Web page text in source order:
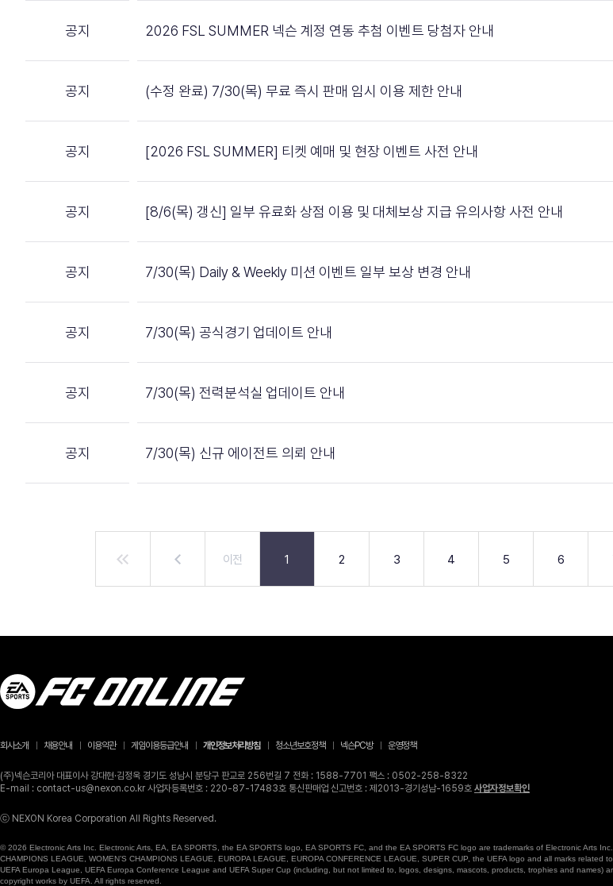
공지 2026 FSL SUMMER 넥슨 계정 연동 추첨 이벤트 당첨자 안내
공지 (수정 완료) 7/30(목) 무료 즉시 판매 임시 이용 제한 안내
공지 [2026 FSL SUMMER] 티켓 예매 및 현장 이벤트 사전 안내
공지 [8/6(목) 갱신] 일부 유료화 상점 이용 및 대체보상 지급 유의사항 사전 안내
공지 7/30(목) Daily & Weekly 미션 이벤트 일부 보상 변경 안내
공지 7/30(목) 공식경기 업데이트 안내
공지 7/30(목) 전력분석실 업데이트 안내
공지 7/30(목) 신규 에이전트 의뢰 안내
이전 1 2 3 4 5 6
회사소개 채용안내 이용약관 게임이용등급안내 개인정보처리방침 청소년보호정책 넥슨PC방 운영정책
(주)넥슨코리아 대표이사 강대현·김정욱 경기도 성남시 분당구 판교로 256번길 7 전화 : 1588-7701 팩스 : 0502-258-8322
E-mail : contact-us@nexon.co.kr 사업자등록번호 : 220-87-17483호 통신판매업 신고번호 : 제2013-경기성남-1659호 사업자정보확인
ⓒ NEXON Korea Corporation All Rights Reserved.
© 2026 Electronic Arts Inc. Electronic Arts, EA, EA SPORTS, the EA SPORTS logo, EA SPORTS FC, and the EA SPORTS FC logo are trademarks of Electronic Arts
CHAMPIONS LEAGUE, WOMEN’S CHAMPIONS LEAGUE, EUROPA LEAGUE, EUROPA CONFERENCE LEAGUE, SUPER CUP, the UEFA logo and all marks related
UEFA Europa League, UEFA Europa Conference League and UEFA Super Cup (including, but not limited to, logos, designs, mascots, products, trophies and names)
copyright works by UEFA. All rights reserved.